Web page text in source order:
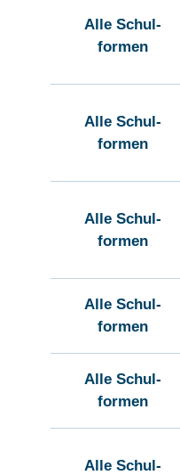
Alle Schul-
formen
Alle Schul-
formen
Alle Schul-
formen
Alle Schul-
formen
Alle Schul-
formen
Alle Schul-